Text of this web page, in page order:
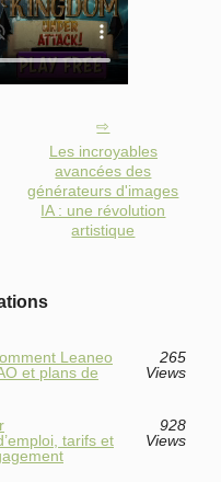
Les incroyables
avancées des
générateurs d'images
IA : une révolution
artistique
Leaneo
et plans de
265
Views
tarifs et
928
Views